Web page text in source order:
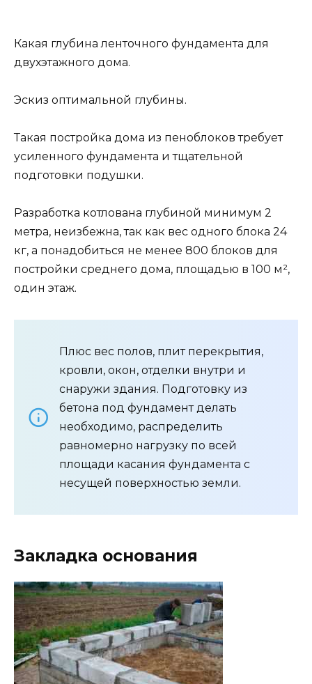
Какая глубина ленточного фундамента для
двухэтажного дома.
Эскиз оптимальной глубины.
Такая постройка дома из пеноблоков требует
усиленного фундамента и тщательной
подготовки подушки.
Разработка котлована глубиной минимум 2
метра, неизбежна, так как вес одного блока 24
кг, а понадобиться не менее 800 блоков для
постройки среднего дома, площадью в 100 м²,
один этаж.
Плюс вес полов, плит перекрытия,
кровли, окон, отделки внутри и
снаружи здания. Подготовку из
бетона под фундамент делать
необходимо, распределить
равномерно нагрузку по всей
площади касания фундамента с
несущей поверхностью земли.
Закладка основания